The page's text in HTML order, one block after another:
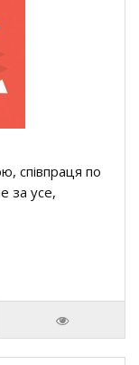
співпраця по
за усе,